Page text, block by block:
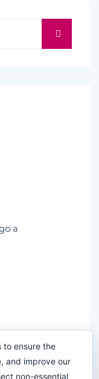
a
to ensure the
and improve our
non-essential